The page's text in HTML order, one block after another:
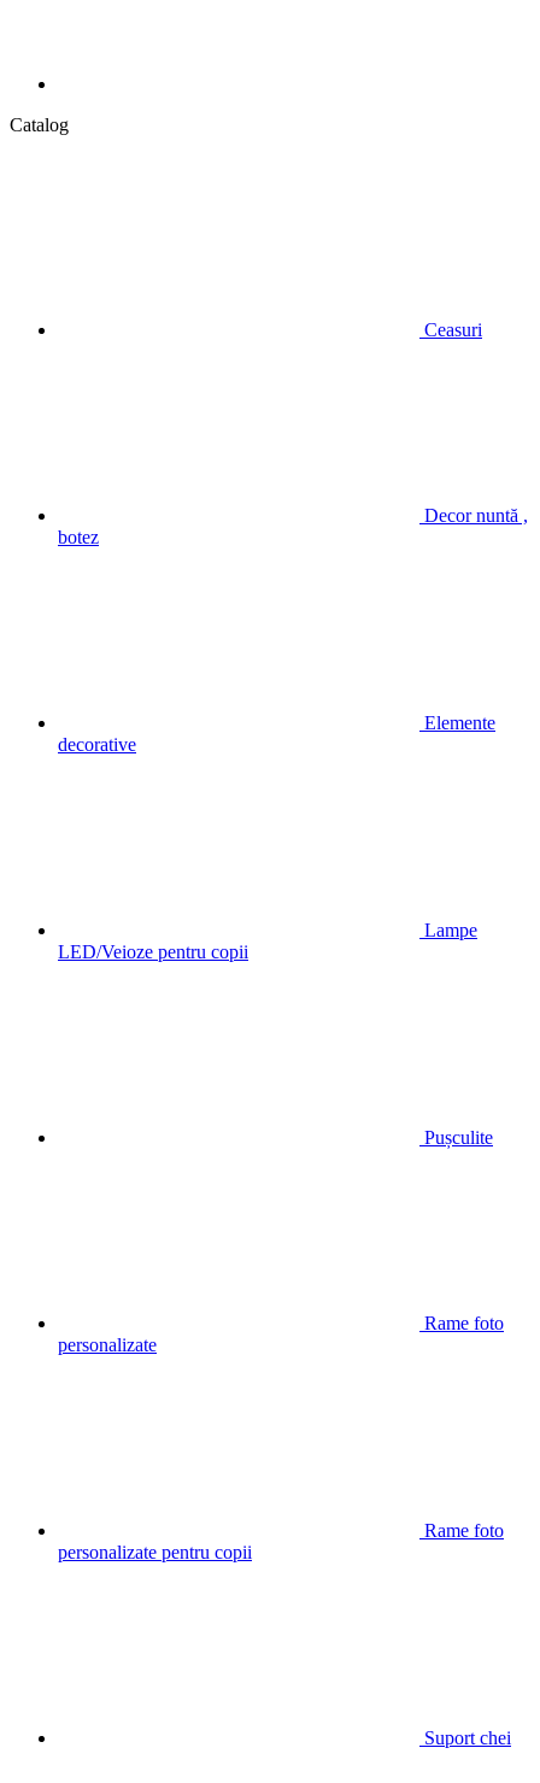
Catalog
Ceasuri
Decor nuntă ,
botez
Elemente
decorative
Lampe
LED/Veioze pentru copii
Pușculite
Rame foto
personalizate
Rame foto
personalizate pentru copii
Suport chei